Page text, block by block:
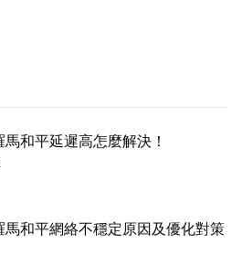
馬和平延遲高怎麼解決！
馬和平網絡不穩定原因及優化對策